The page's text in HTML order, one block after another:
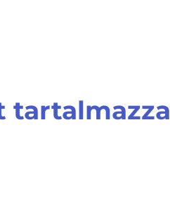
tartalmazza